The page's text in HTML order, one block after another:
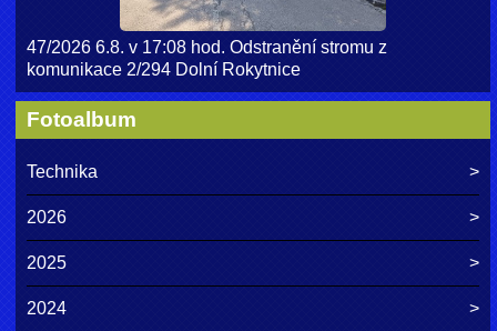
47/2026 6.8. v 17:08 hod. Odstranění stromu z
komunikace 2/294 Dolní Rokytnice
Fotoalbum
Technika
2026
2025
2024